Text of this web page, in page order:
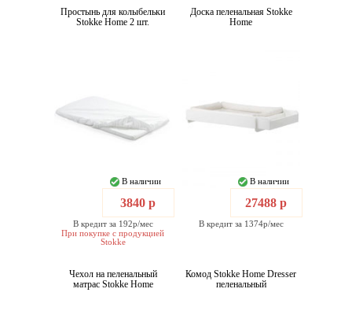
Простынь для колыбельки
Stokke Home 2 шт.
В наличии
3840 р
В кредит за 192р/мес
При покупке с продукцией
Stokke
Доска пеленальная Stokke
Home
В наличии
27488 р
В кредит за 1374р/мес
Чехол на пеленальный
матрас Stokke Home
Комод Stokke Home Dresser
пеленальный